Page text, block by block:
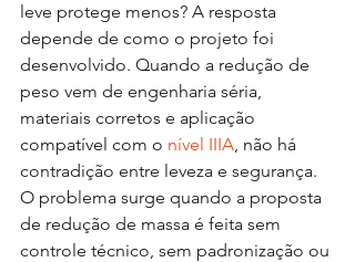
leve protege menos? A resposta
depende de como o projeto foi
desenvolvido. Quando a redução de
peso vem de engenharia séria,
materiais corretos e aplicação
compatível com o nível IIIA, não há
contradição entre leveza e segurança.
O problema surge quando a proposta
de redução de massa é feita sem
controle técnico, sem padronização ou